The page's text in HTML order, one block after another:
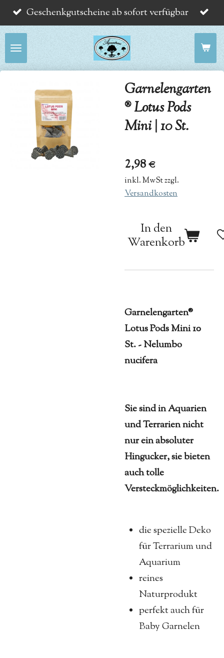
Zum
Hauptinhalt
springen
Geschenkgutscheine ab sofort verfügbar
Garnelengarten
® Lotus Pods
Mini | 10 St.
2,98 €
inkl. MwSt zzgl.
Versandkosten
In den
Warenkorb
Garnelengarten®
Lotus Pods Mini 10
St. - Nelumbo
nucifera
Sie sind in Aquarien
und Terrarien nicht
nur ein absoluter
Hingucker, sie bieten
auch tolle
Versteckmöglichkeiten.
die spezielle Deko
für Terrarium und
Aquarium
reines
Naturprodukt
perfekt auch für
Baby Garnelen